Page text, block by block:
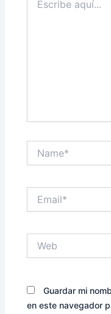
aquí...
Guardar mi
en este navegador